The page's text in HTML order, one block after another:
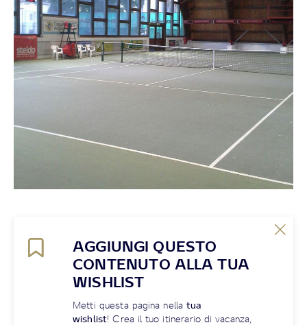
AGGIUNGI QUESTO
CONTENUTO ALLA TUA
WISHLIST
Metti questa pagina nellatua
wishlist! Crea il tuo itinerario di vacanza,